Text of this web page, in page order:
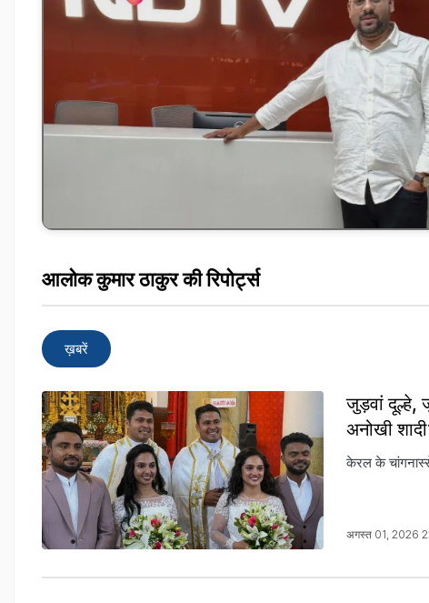
आलोक कुमार ठाकुर की रिपोर्ट्स
ख़बरें
जुड़वां दूल्हे,
अनोखी
केरल के
अगस्त 01, 2026